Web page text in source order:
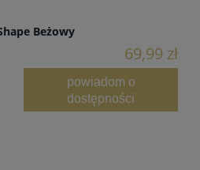
Beżowy
69,99 zł
powiadom o
dostępności